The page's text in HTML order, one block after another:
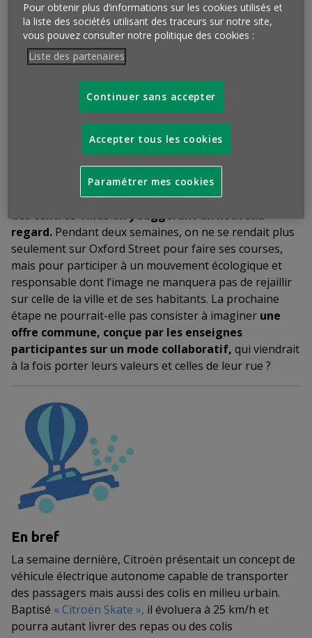
Inspirée des animations commerciales habituellement
imaginées par les villes, l’opérationBeyond Now
s’en
différencie cependant puisqu’elle ne concerne
seule rueet qu’il est ici
bonne conscience que de bonnes affaires.
caractère circonscrit vient accentuer sa dimension
événementielle et son ambition, souligner l’esprit
collaboratif qui anime les enseignes qui y participent
autant que leur désir de
centrés sur leurs offres. En se mobilisant en
faveur d’une même cause, elles font aussi la preuve
qu’elles peuvent ainsicontribuer à la revitalisation
des centres-villes en y suggérant un nouveau
regard. Pendant deux semaines, on ne se rendait plus
seulement sur Oxford Street pour faire ses courses,
mais pour participer à un mouvement écologique et
responsable dont l’image ne manquera pas de rejaillir
sur celle de la ville et de ses habitants. La prochaine
étape ne pourrait-elle pas consister à imaginer une
offre commune, conçue par les enseignes
participantes sur un mode collaboratif, qui viendrait
à la fois porter leurs valeurs et celles de leur rue ?
En bref
La semaine dernière, Citroën présentait un concept de
véhicule électrique autonome capable de transporter
des passagers mais aussi des colis en milieu urbain.
Baptisé « Citroën Skate », il évoluera à 25 km/h et
pourra autant livrer des repas ou des colis
Pour obtenir plus d’informations sur les cookies utilisés et
la liste des sociétés utilisant des traceurs sur notre site,
vous pouvez consulter notre politique des cookies :
Liste des partenaires
Continuer sans accepter
Accepter tous les cookies
Paramétrer mes cookies